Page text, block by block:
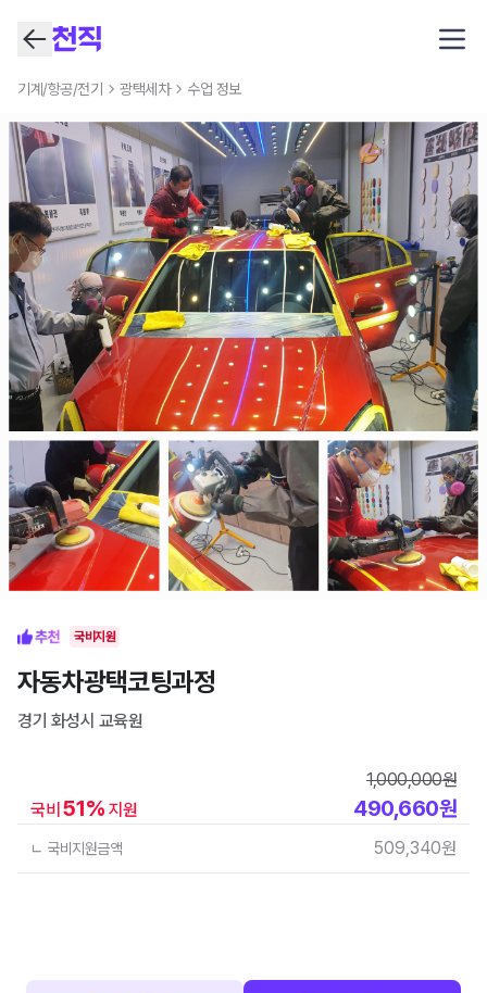
기계/항공/전기 광택세차 수업 정보
국비지원
자동차광택코팅과정
경기 화성시 교육원
국비 51% 지원
1,000,000원
490,660원
ㄴ 국비지원금액 509,340원